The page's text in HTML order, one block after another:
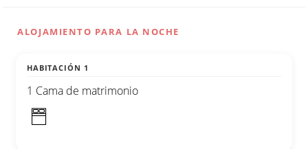
ALOJAMIENTO PARA LA NOCHE
HABITACIÓN 1
1 Cama de matrimonio